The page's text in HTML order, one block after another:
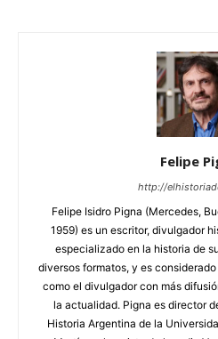
Felipe
http://
Felipe Isidro Pigna (Mercedes,
1959) es un escritor, divulgador
especializado en la historia de
diversos formatos, y es
como el divulgador con más
la actualidad. Pigna es director
Historia Argentina de la